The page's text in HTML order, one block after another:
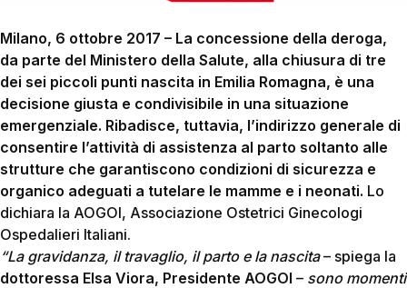
Milano, 6 ottobre 2017 – La concessione della deroga,
da parte del Ministero della Salute, alla chiusura di tre
dei sei piccoli punti nascita in Emilia Romagna, è una
decisione giusta e condivisibile in una situazione
emergenziale. Ribadisce, tuttavia, l’indirizzo generale di
consentire l’attività di assistenza al parto soltanto alle
strutture che garantiscono condizioni di sicurezza e
organico adeguati a tutelare le mamme e i neonati. Lo
dichiara la AOGOI, Associazione Ostetrici Ginecologi
Ospedalieri Italiani.
“La gravidanza, il travaglio, il parto e la nascita– spiega la
dottoressa Elsa Viora, Presidente AOGOI – sono momenti